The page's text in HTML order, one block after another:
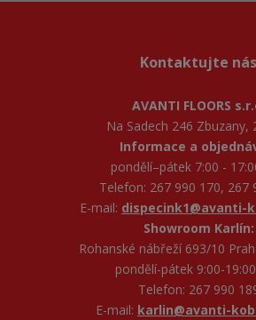
Kontaktujte nás
AVANTI FLOORS
Na Sadech 246 Zbuzany,
Informace a
pondělí–pátek 7:00 -
Telefon: 267 990 170, 267
E-mail: dispecink1@avanti-
Showroom Karlín:
Rohanské nábřeží 693/10
pondělí-pátek 9:00-
Telefon: 267 990
E-mail: karlin@avanti-